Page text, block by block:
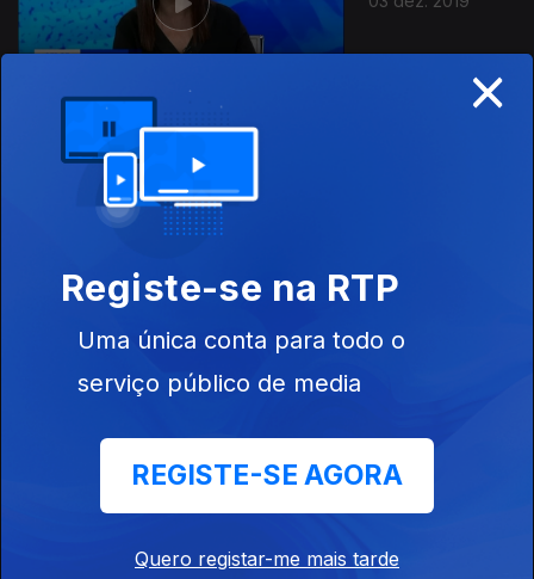
×
Registe-se na RTP
Uma única conta para todo o
serviço público de media
REGISTE-SE AGORA
Quero registar-me mais tarde